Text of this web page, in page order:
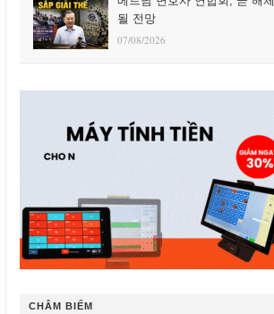
될 전망
07/08/2026
CHÂM BIẾM